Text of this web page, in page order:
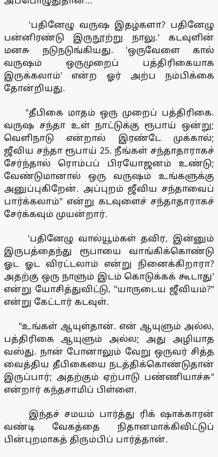
'பதினேழு வருஷ இதழ்களா? பதினேழு
பன்னிரண்டு இருநூற்று நாலு.' கடவுளின்
மனசு நடுநடுங்கியது. 'ஒருவேளை கால்
வருஷம் ஒருமுறைப் பத்திரிகையாக
இருக்கலாம்' என்ற ஓர் அற்ப நம்பிக்கை
தோன்றியது.
"தீபிகை மாதம் ஒரு முறைப் பத்திரிகை.
வருஷ சந்தா உள் நாட்டுக்கு ரூபாய் ஒன்று;
வெளிநாடு என்றால் இரண்டே முக்கால்;
ஜீவிய சந்தா ரூபாய் 25. நீங்கள் சந்தாதாராகச்
சேர்ந்தால் ரொம்பப் பிரயோஜனம் உண்டு;
வேண்டுமானால் ஒரு வருஷம் உங்களுக்கு
அனுப்புகிறேன். அப்புறம் ஜீவிய சந்தாவைப்
பார்க்கலாம்" என்று கடவுளைச் சந்தாதாராகச்
சேர்க்கவும் முயன்றார்.
'பதினேழு வால்யூம்கள் தவிர, இன்னும்
இருபத்தைந்து ரூபாயை வாங்கிக்கொண்டு
ஓட ஓட விரட்டலாம் என்று நினைக்கிறாரா?
அதற்கு ஒரு நாளும் இடம் கொடுக்கக் கூடாது'
என்று யோசித்துவிட்டு, "யாருடைய ஜீவியம்?"
என்று கேட்டார் கடவுள்.
"உங்கள் ஆயுள்தான். என் ஆயுளும் அல்ல,
பத்திரிகை ஆயுளும் அல்ல; அது அழியாத
வஸ்து. நான் போனாலும் வேறு ஒருவர் சித்த
வைத்திய தீபிகையை நடத்திக்கொண்டுதான்
இருப்பார்; அதற்கும் ஏற்பாடு பண்ணியாச்சு"
என்றார் கந்தசாமிப் பிள்ளை.
இந்தச் சமயம் பார்த்து ரிக் ஷாக்காரன்
வண்டி வேகத்தை நிதானமாக்கிவிட்டுப்
பின்புறமாகத் திரும்பிப் பார்த்தான்.